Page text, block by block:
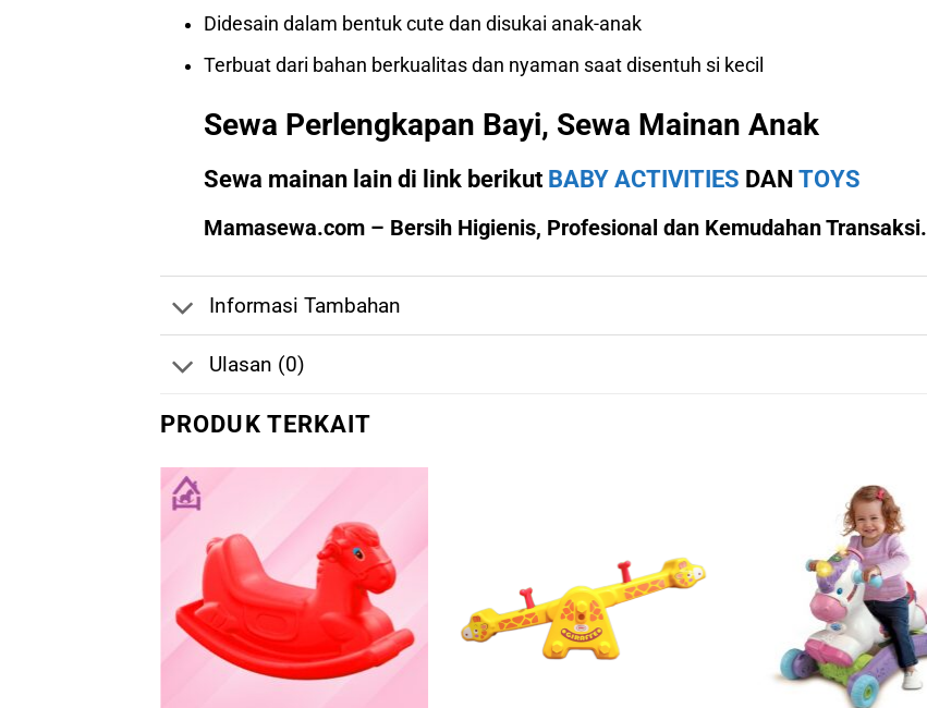
Didesain dalam bentuk cute dan disukai anak-anak
Terbuat dari bahan berkualitas dan nyaman saat disentuh si kecil
Sewa Perlengkapan Bayi, Sewa Mainan Anak
Sewa mainan lain di link berikut BABY ACTIVITIES DANTOYS
Mamasewa.com – Bersih Higienis, Profesional dan Kemudahan Transaksi.
Informasi Tambahan
Ulasan (0)
PRODUK TERKAIT